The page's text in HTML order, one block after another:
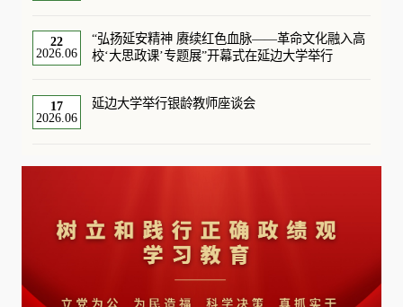
22
2026.06
“弘扬延安精神 赓续红色血脉——革命文化融入高
校‘大思政课’专题展”开幕式在延边大学举行
17
2026.06
延边大学举行银龄教师座谈会